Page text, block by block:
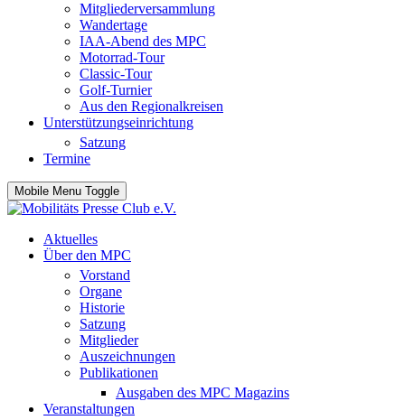
Mitgliederversammlung
Wandertage
IAA-Abend des MPC
Motorrad-Tour
Classic-Tour
Golf-Turnier
Aus den Regionalkreisen
Unterstützungseinrichtung
Satzung
Termine
Mobile Menu Toggle
Aktuelles
Über den MPC
Vorstand
Organe
Historie
Satzung
Mitglieder
Auszeichnungen
Publikationen
Ausgaben des MPC Magazins
Veranstaltungen